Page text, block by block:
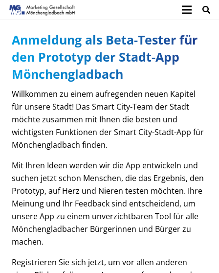
Anmeldung als Beta-Tester für
den Prototyp der Stadt-App
Mönchengladbach
Willkommen zu einem aufregenden neuen Kapitel
für unsere Stadt! Das Smart City-Team der Stadt
möchte zusammen mit Ihnen die besten und
wichtigsten Funktionen der Smart City-Stadt-App für
Mönchengladbach finden.
Mit Ihren Ideen werden wir die App entwickeln und
suchen jetzt schon Menschen, die das Ergebnis, den
Prototyp, auf Herz und Nieren testen möchten. Ihre
Meinung und Ihr Feedback sind entscheidend, um
unsere App zu einem unverzichtbaren Tool für alle
Mönchengladbacher Bürgerinnen und Bürger zu
machen.
Registrieren Sie sich jetzt, um vor allen anderen